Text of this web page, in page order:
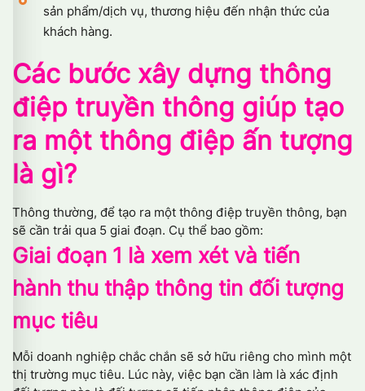
sản phẩm/dịch vụ, thương hiệu đến nhận thức của
khách hàng.
Các bước xây dựng thông
điệp truyền thông giúp tạo
ra một thông điệp ấn tượng
là gì?
Thông thường, để tạo ra một thông điệp truyền thông, bạn
sẽ cần trải qua 5 giai đoạn. Cụ thể bao gồm:
Giai đoạn 1 là xem xét và tiến
hành thu thập thông tin đối tượng
mục tiêu
Mỗi doanh nghiệp chắc chắn sẽ sở hữu riêng cho mình một
thị trường mục tiêu. Lúc này, việc bạn cần làm là xác định